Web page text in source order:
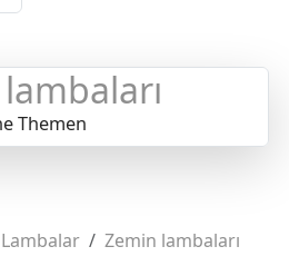
Themen
Lambalar
Zemin lambaları